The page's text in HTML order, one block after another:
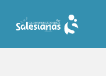
content